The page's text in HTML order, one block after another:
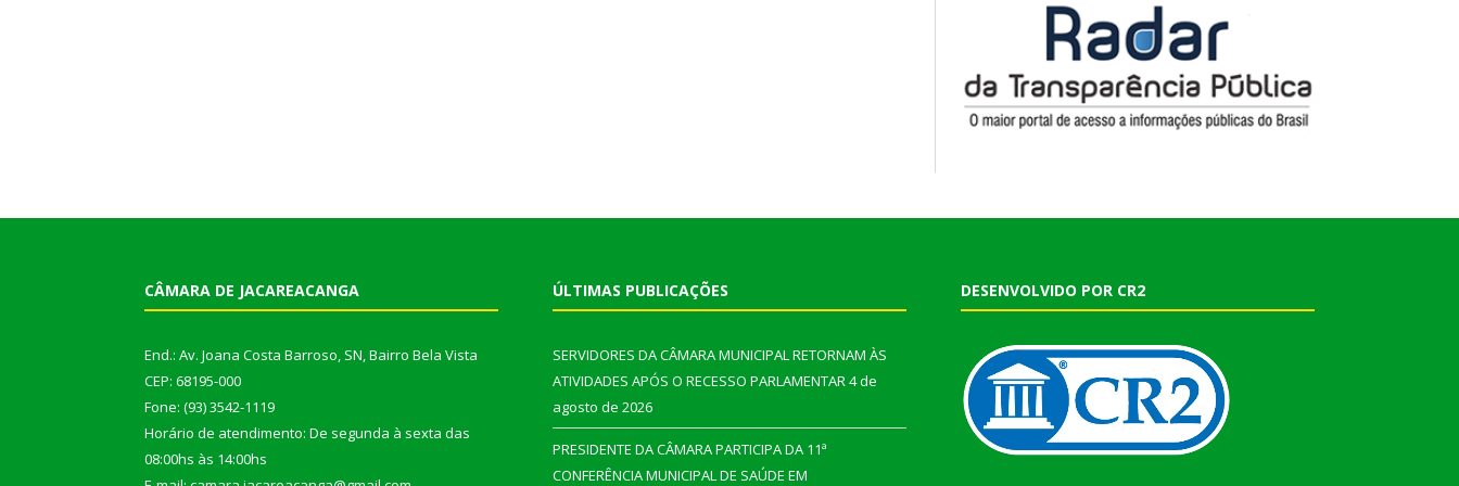
CÂMARA DE JACAREACANGA
End.: Av. Joana Costa Barroso, SN, Bairro Bela Vista
CEP: 68195-000
Fone: (93) 3542-1119
Horário de atendimento: De segunda à sexta das
08:00hs às 14:00hs
ÚLTIMAS PUBLICAÇÕES
SERVIDORES DA CÂMARA MUNICIPAL RETORNAM ÀS
ATIVIDADES APÓS O RECESSO PARLAMENTAR4 de
agosto de 2026
PRESIDENTE DA CÂMARA PARTICIPA DA 11ª
CONFERÊNCIA MUNICIPAL DE SAÚDE EM
DESENVOLVIDO POR CR2